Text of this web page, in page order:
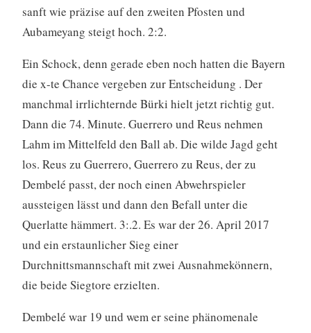
sanft wie präzise auf den zweiten Pfosten und
Aubameyang steigt hoch. 2:2.
Ein Schock, denn gerade eben noch hatten die Bayern
die x-te Chance vergeben zur Entscheidung . Der
manchmal irrlichternde Bürki hielt jetzt richtig gut.
Dann die 74. Minute. Guerrero und Reus nehmen
Lahm im Mittelfeld den Ball ab. Die wilde Jagd geht
los. Reus zu Guerrero, Guerrero zu Reus, der zu
Dembelé passt, der noch einen Abwehrspieler
aussteigen lässt und dann den Befall unter die
Querlatte hämmert. 3:.2. Es war der 26. April 2017
und ein erstaunlicher Sieg einer
Durchnittsmannschaft mit zwei Ausnahmekönnern,
die beide Siegtore erzielten.
Dembelé war 19 und wem er seine phänomenale